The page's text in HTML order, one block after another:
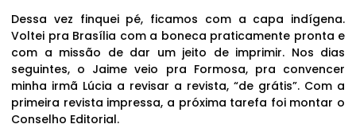
Dessa vez finquei pé, ficamos com a capa indígena.
Voltei pra Brasília com a boneca praticamente pronta e
com a missão de dar um jeito de imprimir. Nos dias
seguintes, o Jaime veio pra Formosa, pra convencer
minha irmã Lúcia a revisar a revista, “de grátis”. Com a
primeira revista impressa, a próxima tarefa foi montar o
Conselho Editorial.